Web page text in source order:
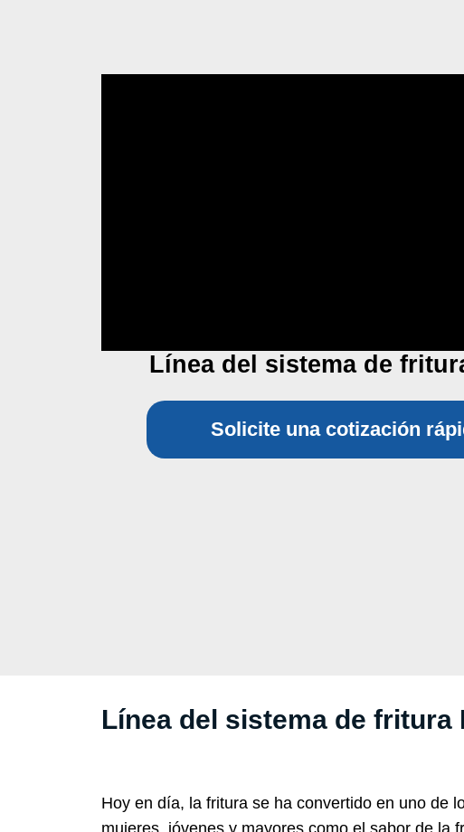
Línea del sistema de
Solicite una cotización
Línea del sistema de
Hoy en día, la fritura se ha convertido en uno de
mujeres, jóvenes y mayores como el sabor de la